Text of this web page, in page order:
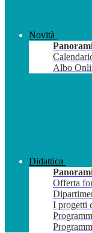
Novità
Albo
Didattica
Offerta
I progetti